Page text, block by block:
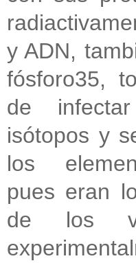
y ADN,
fósforo35,
de
isótopos y
los
pues eran
de los